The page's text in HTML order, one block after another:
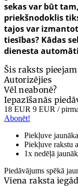
sekas var būt
priekšnodoklis
tajos var
tiesības? Kādas
dienesta
Šis raksts
Autorizējies
Vēl neabonē?
Iepazīšanās
18 EUR 9 EUR /
Abonēt!
Piekļuve
Piekļuve rakstu
1x nedēļā
Piedāvājums spēkā
Viena raksta